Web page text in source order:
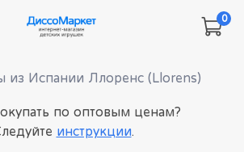
0
из Испании Ллоренс (Llorens)
по оптовым ценам?
инструкции.